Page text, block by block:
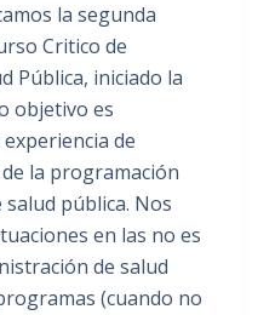
la segunda
Critico de
Pública, iniciado la
objetivo es
de
la programación
pública. Nos
en las no es
de salud
(cuando no